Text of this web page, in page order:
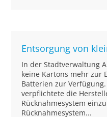
Entsorgung von
In der Stadtverwaltung
keine Kartons mehr zur
Batterien zur
verpflichtete die
Rücknahmesystem
Rücknahmesystem...